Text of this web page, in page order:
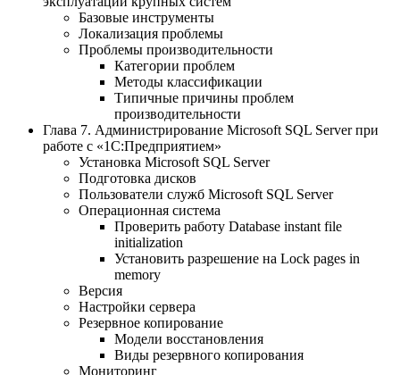
Базовые инструменты
Локализация проблемы
Проблемы производительности
Категории проблем
Методы классификации
Типичные причины проблем
производительности
Глава 7. Администрирование Microsoft SQL Server при
работе с «1С:Предприятием»
Установка Microsoft SQL Server
Подготовка дисков
Пользователи служб Microsoft SQL Server
Операционная система
Проверить работу Database instant file
initialization
Установить разрешение на Lock pages in
memory
Версия
Настройки сервера
Резервное копирование
Модели восстановления
Виды резервного копирования
Мониторинг